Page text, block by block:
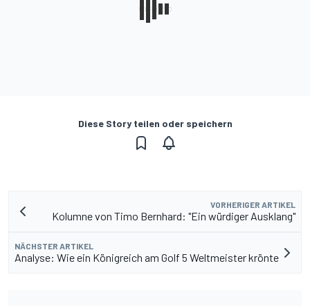
Diese Story teilen oder speichern
VORHERIGER ARTIKEL
Kolumne von Timo Bernhard: "Ein würdiger Ausklang"
NÄCHSTER ARTIKEL
Analyse: Wie ein Königreich am Golf 5 Weltmeister krönte